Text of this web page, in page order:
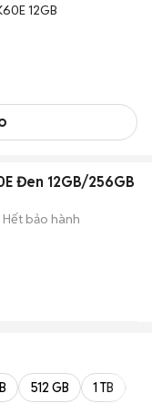
12GB
Đen 12GB/256GB
Hết bảo hành
512 GB 1 TB